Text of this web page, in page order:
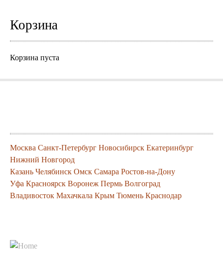
Корзина
Корзина пуста
Москва Санкт-Петербург Новосибирск Екатеринбург
Нижний Новгород
Казань Челябинск Омск Самара Ростов-на-Дону
Уфа Красноярск Воронеж Пермь Волгоград
Владивосток Махачкала Крым Тюмень Краснодар